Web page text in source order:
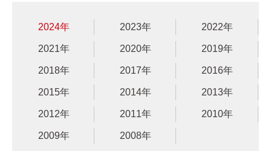
2024年 2023年 2022年
2021年 2020年 2019年
2018年 2017年 2016年
2015年 2014年 2013年
2012年 2011年 2010年
2009年 2008年